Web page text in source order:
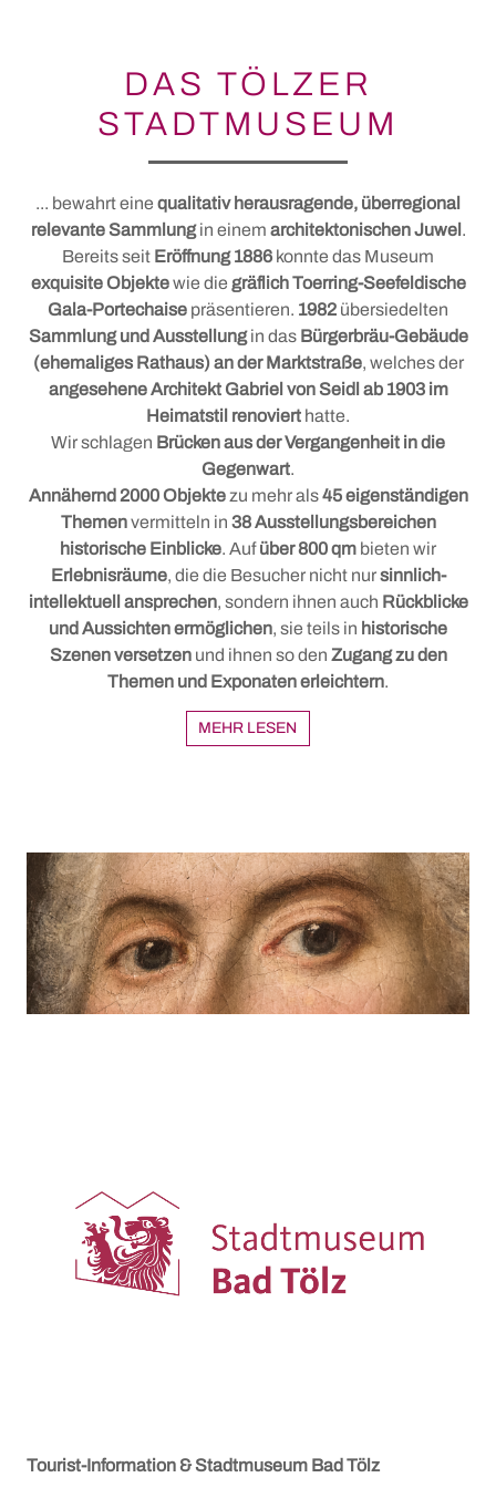
Stadt mit der besonderen Note
Tölzer Kunst und Kultur 65+
Tölzer Jazzkonzerte
Brotzeit und Spiele
Familien Sommer
Familien Winter
Der Blomberg
KONTAKT & ANSPRECHPARTNER
DAS TÖLZER
STADTMUSEUM
... bewahrt eine qualitativ herausragende, überregional
relevante Sammlungin einem architektonischen Juwel .
Bereits seit Eröffnung 1886 konnte das Museum
exquisite Objektewie die gräflich Toerring-Seefeldische
Gala-Portechaise präsentieren. 1982 übersiedelten
Sammlung und Ausstellungin das Bürgerbräu-Gebäude
(ehemaliges Rathaus) an der Marktstraße, welches der
angesehene Architekt Gabriel von Seidl ab 1903 im
Heimatstil renoviert hatte.
Wir schlagen Brücken aus der Vergangenheit in die
Gegenwart.
Annähernd 2000 Objektezu mehr als45 eigenständigen
Themenvermitteln in 38 Ausstellungsbereichen
historische Einblicke. Aufüber 800 qm bieten wir
Erlebnisräume, die die Besucher nicht nursinnlich-
intellektuell ansprechen, sondern ihnen auch Rückblicke
und Aussichten ermöglichen, sie teils in historische
Szenen versetzenund ihnen so den Zugang zu den
Themen und Exponaten erleichtern.
MEHR LESEN
Tourist-Information & Stadtmuseum Bad Tölz